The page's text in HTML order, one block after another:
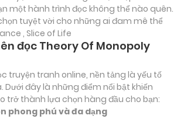
một hành trình đọc không thể nào quên.
tuyệt vời cho những ai đam mê thể
, Slice of Life
đọc Theory Of Monopoly
truyện tranh online, nền tảng là yếu tố
Dưới đây là những điểm nổi bật khiến
thành lựa chọn hàng đầu cho bạn:
phong phú và đa dạng